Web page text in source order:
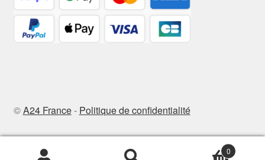
©A24 France- Politique de confidentialité
Recherche
Recherche
0